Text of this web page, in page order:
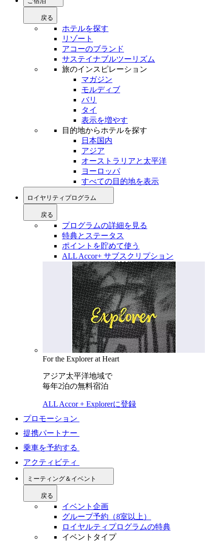
戻る
ホテルを探す
リゾート
アコーのブランド
サステイナブルツーリズム
旅のインスピレーション
マガジン
モルディブ
バリ
タイ
表示を増やす
目的地からホテルを探す
日本国内
アジア
オーストラリアと太平洋
ヨーロッパ
すべての目的地を表示
ロイヤリティプログラム
戻る
プログラムの詳細を見る
特典とステータス
ポイントを貯めて使う
ALL Accor+ サブスクリプション
For the Explorer at Heart
アジア太平洋地域で
毎年2泊の無料宿泊
ALL Accor + Explorerに登録
プロモーション
提携パートナー
乗車を予約する
アクティビティ
ミーティング＆イベント
戻る
イベント企画
グループ予約（8室以上）
ロイヤルティプログラムの特典
イベントタイプ